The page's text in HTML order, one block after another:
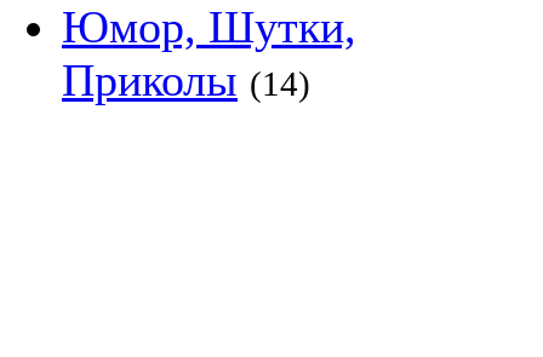
Юмор, Шутки,
Приколы (14)